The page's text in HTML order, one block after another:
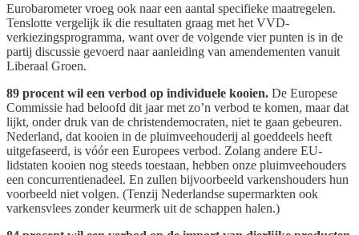
Eurobarometer vroeg ook naar een aantal specifieke maatregelen.
Tenslotte vergelijk ik die resultaten graag met het VVD-
verkiezingsprogramma, want over de volgende vier punten is in de
partij discussie gevoerd naar aanleiding van amendementen vanuit
Liberaal Groen.
89 procent wil een verbod op individuele kooien. De Europese
Commissie had beloofd dit jaar met zo’n verbod te komen, maar dat
lijkt, onder druk van de christendemocraten, niet te gaan gebeuren.
Nederland, dat kooien in de pluimveehouderij al goeddeels heeft
uitgefaseerd, is vóór een Europees verbod. Zolang andere EU-
lidstaten kooien nog steeds toestaan, hebben onze pluimveehouders
een concurrentienadeel. En zullen bijvoorbeeld varkenshouders hun
voorbeeld niet volgen. (Tenzij Nederlandse supermarkten ook
varkensvlees zonder keurmerk uit de schappen halen.)